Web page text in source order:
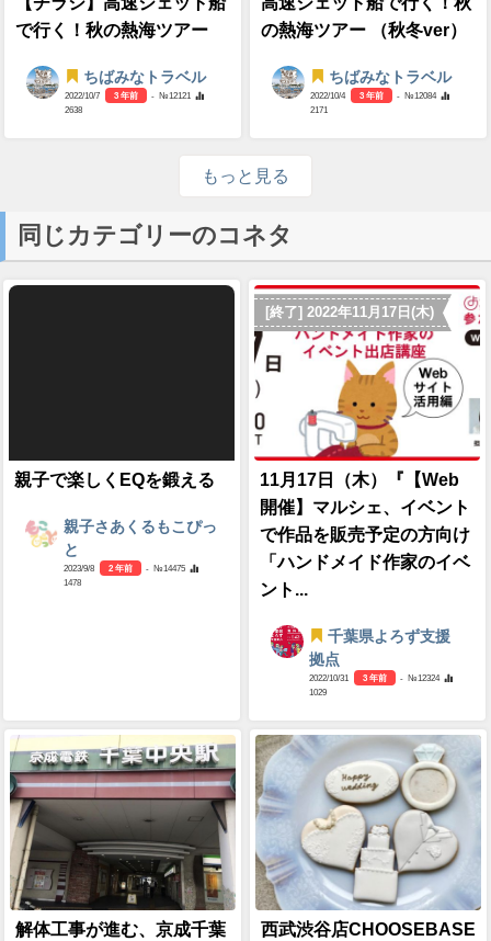
で行く！秋の熱海ツアー
ちばみなトラベル
2022/10/7 3 年前
- №12121
2638
の熱海ツアー （秋冬ver）
ちばみなトラベル
2022/10/4 3 年前
- №12084
2171
もっと見る
同じカテゴリーのコネタ
親子で楽しくEQを鍛える
親子さあくるもこぴっ
と
2023/9/8 2 年前
- №14475
1478
[終了] 2022年11月17日(木)
11月17日（木）『【Web
開催】マルシェ、イベント
で作品を販売予定の方向け
「ハンドメイド作家のイベ
ント...
千葉県よろず支援
拠点
2022/10/31 3 年前
- №12324
1029
解体工事が進む、京成千葉
西武渋谷店CHOOSEBASE